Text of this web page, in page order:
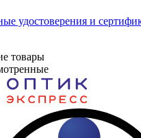
удостоверения и
товары